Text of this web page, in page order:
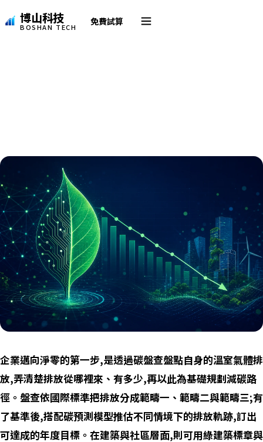
博山科技
BOSHAN TECH 免費試算
企業邁向淨零的第一步,是透過碳盤查盤點自身的溫室氣體排
放,弄清楚排放從哪裡來、有多少,再以此為基礎規劃減碳路
徑。盤查依國際標準把排放分成範疇一、範疇二與範疇三;有
了基準後,搭配碳預測模型推估不同情境下的排放軌跡,訂出
可達成的年度目標。在建築與社區層面,則可用綠建築標章與